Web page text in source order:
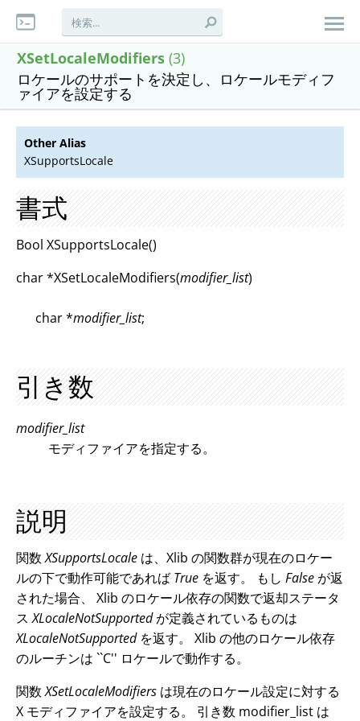
XSetLocaleModifiers (3)
ロケールのサポートを決定し、ロケールモディフ
ァイアを設定する
Other Alias
XSupportsLocale
書式
Bool XSupportsLocale()
char *XSetLocaleModifiers(modifier_list)
char *modifier_list;
引き数
modifier_list
モディファイアを指定する。
説明
関数XSupportsLocale は、Xlib の関数群が現在のロケー
ルの下で動作可能であれば True を返す。 もし False が返
された場合、 Xlib のロケール依存の関数で返却ステータ
スXLocaleNotSupportedが定義されているものは
XLocaleNotSupportedを返す。 Xlib の他のロケール依存
のルーチンは ``C'' ロケールで動作する。
関数XSetLocaleModifiers は現在のロケール設定に対する
X モディファイアを設定する。 引き数 modifier_list は